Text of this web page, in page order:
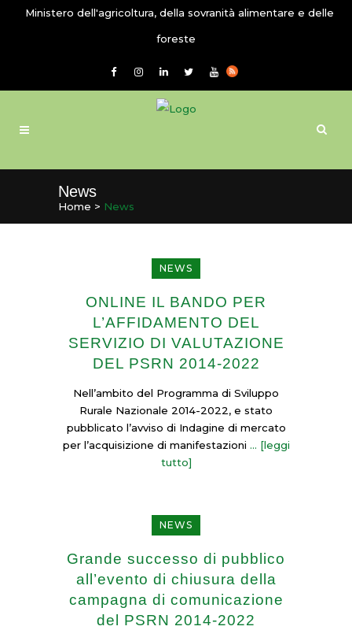
Ministero dell'agricoltura, della sovranità alimentare e delle
foreste
News
Home > News
NEWS
ONLINE IL BANDO PER
L’AFFIDAMENTO DEL
SERVIZIO DI VALUTAZIONE
DEL PSRN 2014-2022
Nell’ambito del Programma di Sviluppo
Rurale Nazionale 2014-2022, e stato
pubblicato l’avviso di Indagine di mercato
per l’acquisizione di manifestazioni
NEWS
Grande successo di pubblico
all’evento di chiusura della
campagna di comunicazione
del PSRN 2014-2022